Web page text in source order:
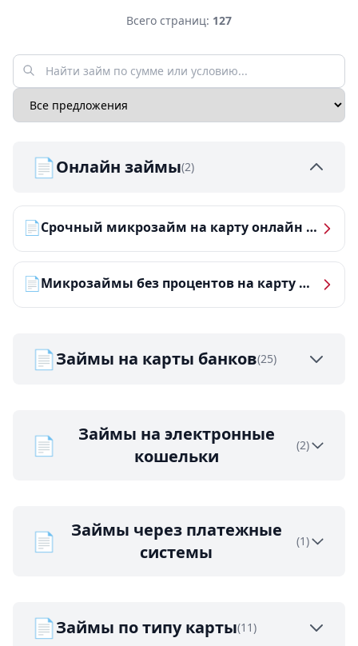
Всего страниц: 127
📄Онлайн займы(2)
📄 Срочный микрозайм на карту онлайн — получить деньги за 5 минут
📄 Микрозаймы без процентов на карту — ТОП-10 за 2026 год
📄Займы на карты банков(25)
📄
Займы на электронные
кошельки
(2)
📄
Займы через платежные
системы
(1)
📄Займы по типу карты(11)